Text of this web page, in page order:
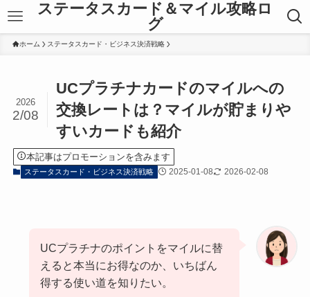
ステータスカード＆マイル攻略ロ
グ
ホーム ステータスカード・ビジネス決済戦略
UCプラチナカードのマイルへの
交換レートは？マイルが貯まりや
すいカードも紹介
2026
2/08
本記事はプロモーションを含みます
ステータスカード・ビジネス決済戦略 2025-01-08 2026-02-08
UCプラチナのポイントをマイルに替
えると本当にお得なのか、いちばん
得する使い道を知りたい。